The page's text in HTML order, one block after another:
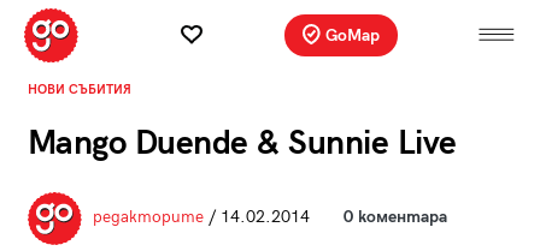
GoMap
НОВИ СЪБИТИЯ
Mango Duende & Sunnie Live
редакторите/ 14.02.2014 0 коментара